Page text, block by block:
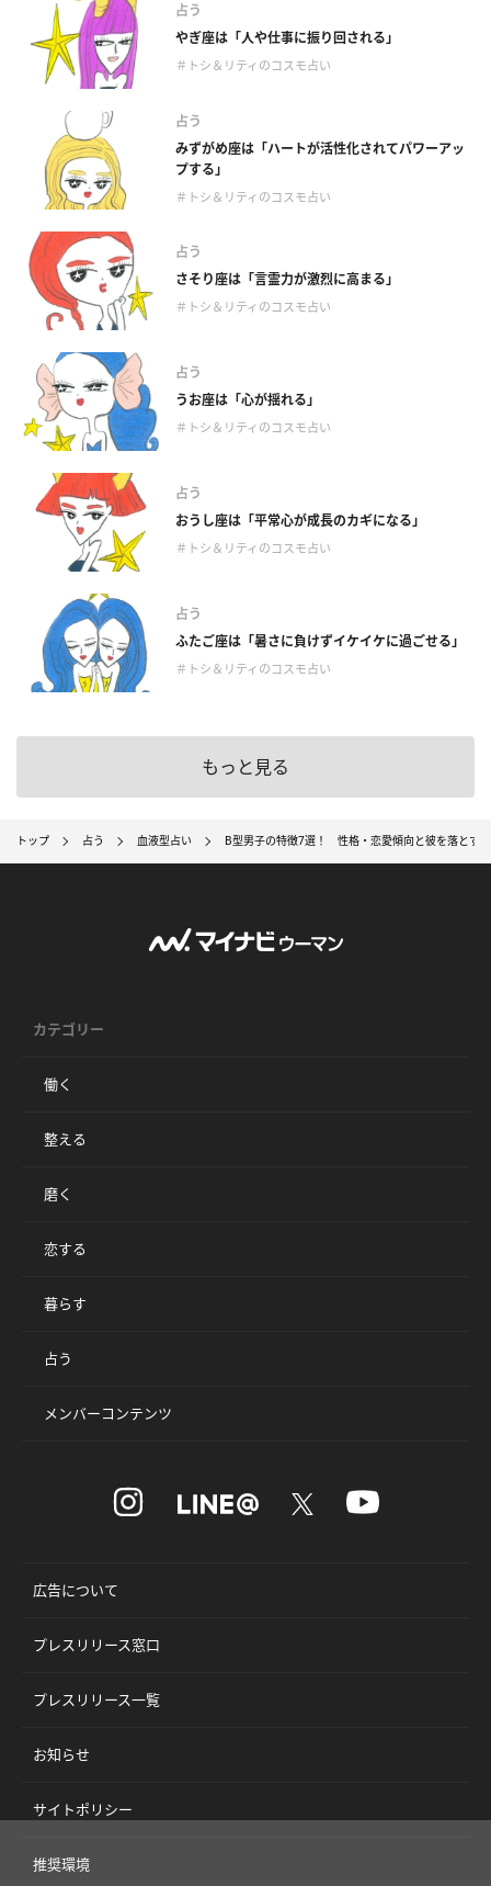
占う
やぎ座は「人や仕事に振り回される」
＃トシ＆リティのコスモ占い
占う
みずがめ座は「ハートが活性化されてパワーアッ
プする」
＃トシ＆リティのコスモ占い
占う
さそり座は「言霊力が激烈に高まる」
＃トシ＆リティのコスモ占い
占う
うお座は「心が揺れる」
＃トシ＆リティのコスモ占い
占う
おうし座は「平常心が成長のカギになる」
＃トシ＆リティのコスモ占い
占う
ふたご座は「暑さに負けずイケイケに過ごせる」
＃トシ＆リティのコスモ占い
もっと見る
トップ 占う 血液型占い B型男子の特徴7選！ 性格・恋愛傾向と彼を落とす
カテゴリー
働く
整える
磨く
恋する
暮らす
占う
メンバーコンテンツ
広告について
プレスリリース窓口
プレスリリース一覧
お知らせ
サイトポリシー
推奨環境